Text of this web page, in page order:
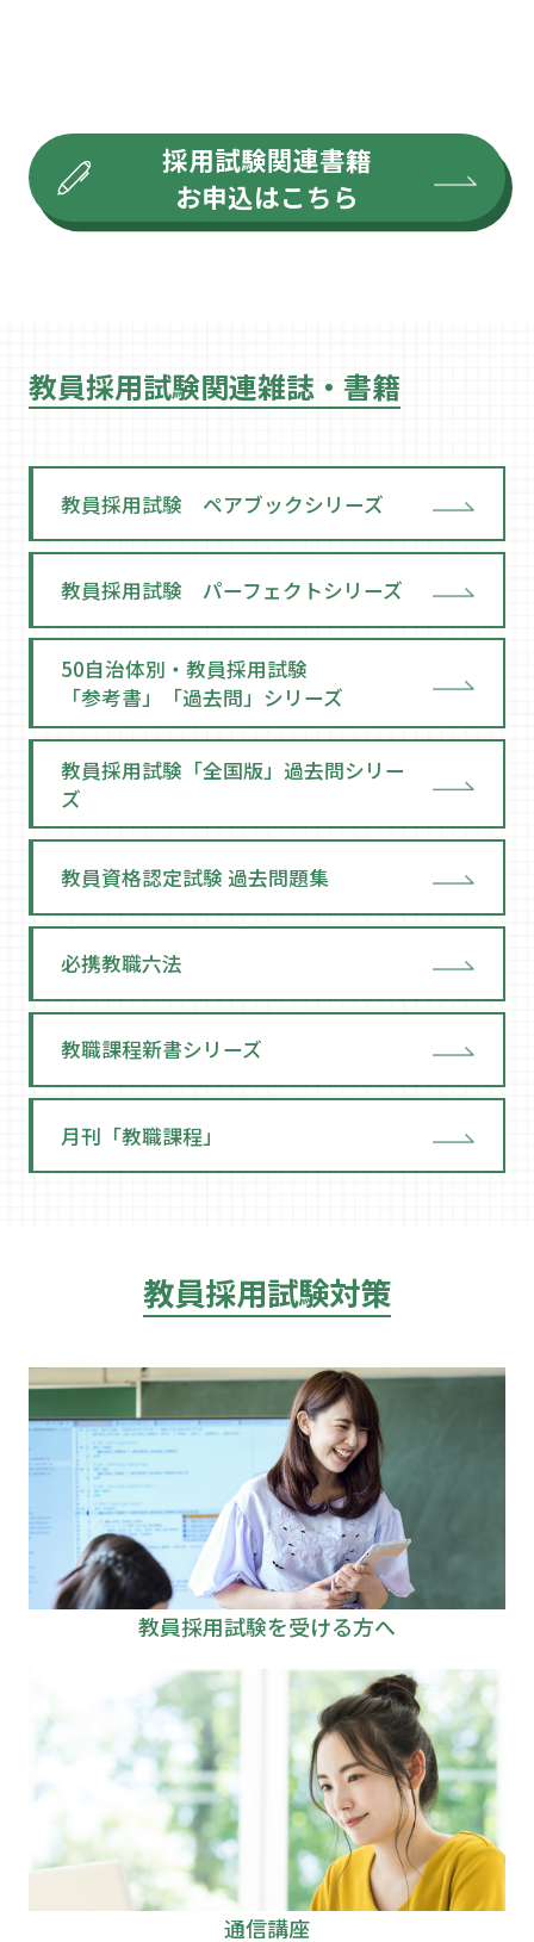
採用試験関連書籍
お申込はこちら
教員採用試験関連雑誌・書籍
教員採用試験 ペアブックシリーズ
教員採用試験 パーフェクトシリーズ
50自治体別・教員採用試験
「参考書」「過去問」シリーズ
教員採用試験「全国版」過去問シリー
ズ
教員資格認定試験 過去問題集
必携教職六法
教職課程新書シリーズ
月刊「教職課程」
教員採用試験対策
教員採用試験を受ける方へ
通信講座